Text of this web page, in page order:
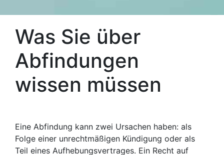
Was Sie über
Abfindungen
wissen müssen
Eine Abfindung kann zwei Ursachen haben: als
Folge einer unrechtmäßigen Kündigung oder als
Teil eines Aufhebungsvertrages. Ein Recht auf